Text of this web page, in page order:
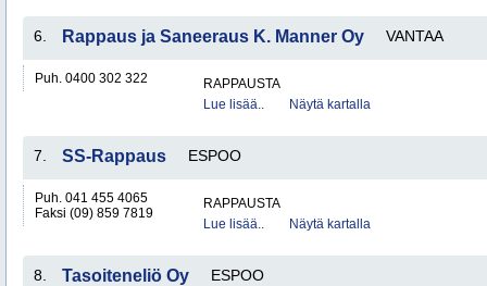
6. Rappaus ja Saneeraus K. Manner Oy VANTAA
Puh. 0400 302 322
RAPPAUSTA
Lue lisää..
Näytä kartalla
7. SS-Rappaus ESPOO
Puh. 041 455 4065
Faksi (09) 859 7819
RAPPAUSTA
Lue lisää..
Näytä kartalla
8. Tasoiteneliö Oy ESPOO